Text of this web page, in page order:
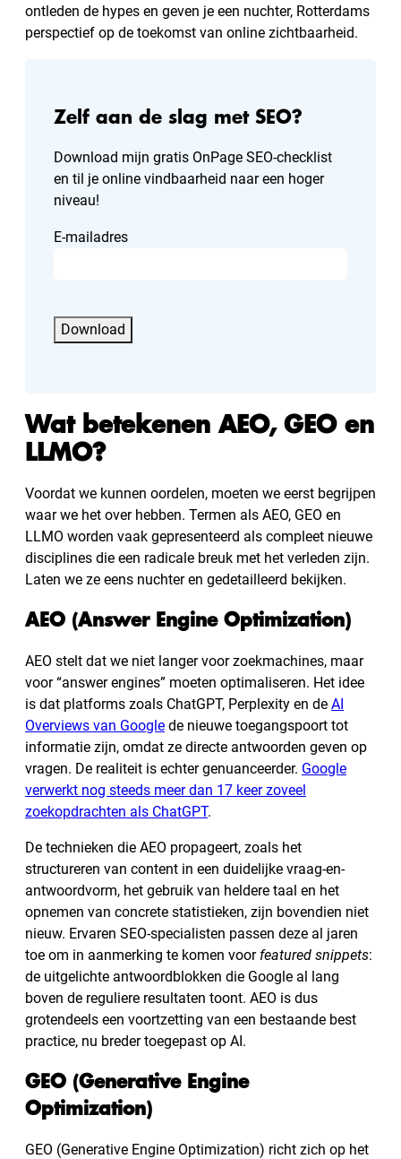
ontleden de hypes en geven je een nuchter, Rotterdams
perspectief op de toekomst van online zichtbaarheid.
Zelf aan de slag met SEO?
Download mijn gratis OnPage SEO-checklist
en til je online vindbaarheid naar een hoger
niveau!
E-mailadres
Wat betekenen AEO, GEO en
LLMO?
Voordat we kunnen oordelen, moeten we eerst begrijpen
waar we het over hebben. Termen als AEO, GEO en
LLMO worden vaak gepresenteerd als compleet nieuwe
disciplines die een radicale breuk met het verleden zijn.
Laten we ze eens nuchter en gedetailleerd bekijken.
AEO (Answer Engine Optimization)
AEO stelt dat we niet langer voor zoekmachines, maar
voor “answer engines” moeten optimaliseren. Het idee
is dat platforms zoals ChatGPT, Perplexity en de AI
Overviews van Google de nieuwe toegangspoort tot
informatie zijn, omdat ze directe antwoorden geven op
vragen. De realiteit is echter genuanceerder. Google
verwerkt nog steeds meer dan 17 keer zoveel
zoekopdrachten als ChatGPT.
De technieken die AEO propageert, zoals het
structureren van content in een duidelijke vraag-en-
antwoordvorm, het gebruik van heldere taal en het
opnemen van concrete statistieken, zijn bovendien niet
nieuw. Ervaren SEO-specialisten passen deze al jaren
toe om in aanmerking te komen voor featured snippets:
de uitgelichte antwoordblokken die Google al lang
boven de reguliere resultaten toont. AEO is dus
grotendeels een voortzetting van een bestaande best
practice, nu breder toegepast op AI.
GEO (Generative Engine
Optimization)
GEO (Generative Engine Optimization) richt zich op het